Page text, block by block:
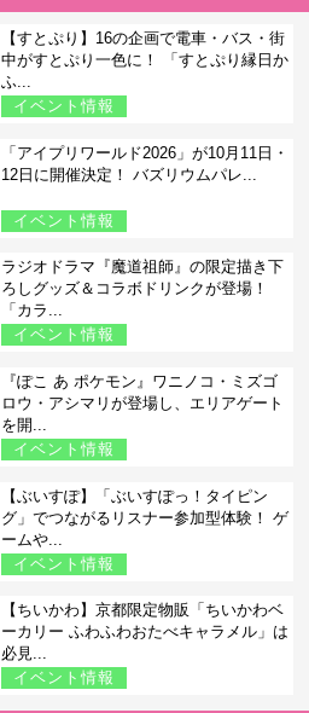
【すとぷり】16の企画で電車・バス・街
中がすとぷり一色に！ 「すとぷり縁日か
ふ...
イベント情報
「アイプリワールド2026」が10月11日・
12日に開催決定！ バズリウムパレ...
イベント情報
ラジオドラマ『魔道祖師』の限定描き下
ろしグッズ＆コラボドリンクが登場！
「カラ...
イベント情報
『ぽこ あ ポケモン』ワニノコ・ミズゴ
ロウ・アシマリが登場し、エリアゲート
を開...
イベント情報
【ぶいすぽ】「ぶいすぽっ！タイピン
グ」でつながるリスナー参加型体験！ ゲ
ームや...
イベント情報
【ちいかわ】京都限定物販「ちいかわベ
ーカリー ふわふわおたべキャラメル」は
必見...
イベント情報